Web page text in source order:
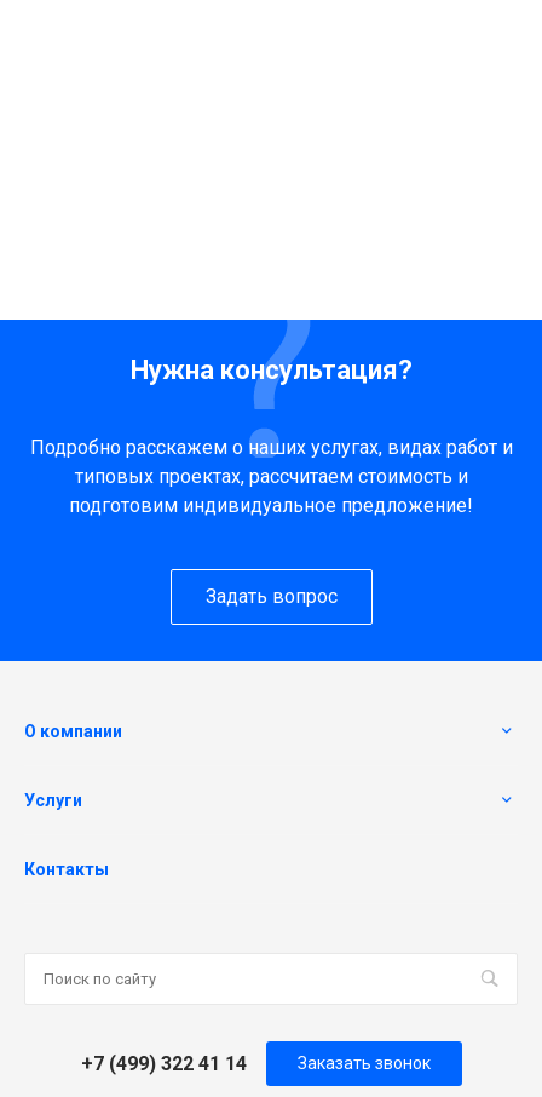
Нужна консультация?
Подробно расскажем о наших услугах, видах работ и
типовых проектах, рассчитаем стоимость и
подготовим индивидуальное предложение!
Задать вопрос
О компании
Услуги
Контакты
+7 (499) 322 41 14 Заказать звонок